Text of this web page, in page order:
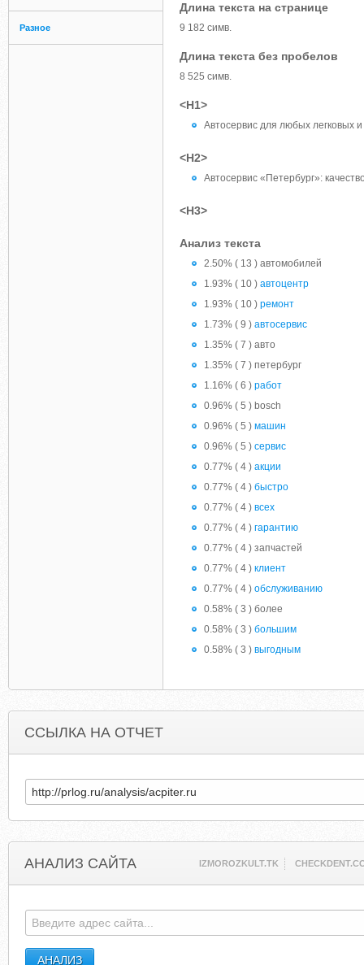
Разное
Длина текста на странице
9 182 симв.
Длина текста без пробелов
8 525 симв.
<H1>
Автосервис для любых легковых
<H2>
Автосервис «Петербург»:
<H3>
Анализ текста
2.50% ( 13 ) автомобилей
1.93% ( 10 ) автоцентр
1.93% ( 10 ) ремонт
1.73% ( 9 ) автосервис
1.35% ( 7 ) авто
1.35% ( 7 ) петербург
1.16% ( 6 ) работ
0.96% ( 5 ) bosch
0.96% ( 5 ) машин
0.96% ( 5 ) сервис
0.77% ( 4 ) акции
0.77% ( 4 ) быстро
0.77% ( 4 ) всех
0.77% ( 4 ) гарантию
0.77% ( 4 ) запчастей
0.77% ( 4 ) клиент
0.77% ( 4 ) обслуживанию
0.58% ( 3 ) более
0.58% ( 3 ) большим
0.58% ( 3 ) выгодным
ССЫЛКА НА ОТЧЕТ
АНАЛИЗ САЙТА IZMOROZKULT.TK